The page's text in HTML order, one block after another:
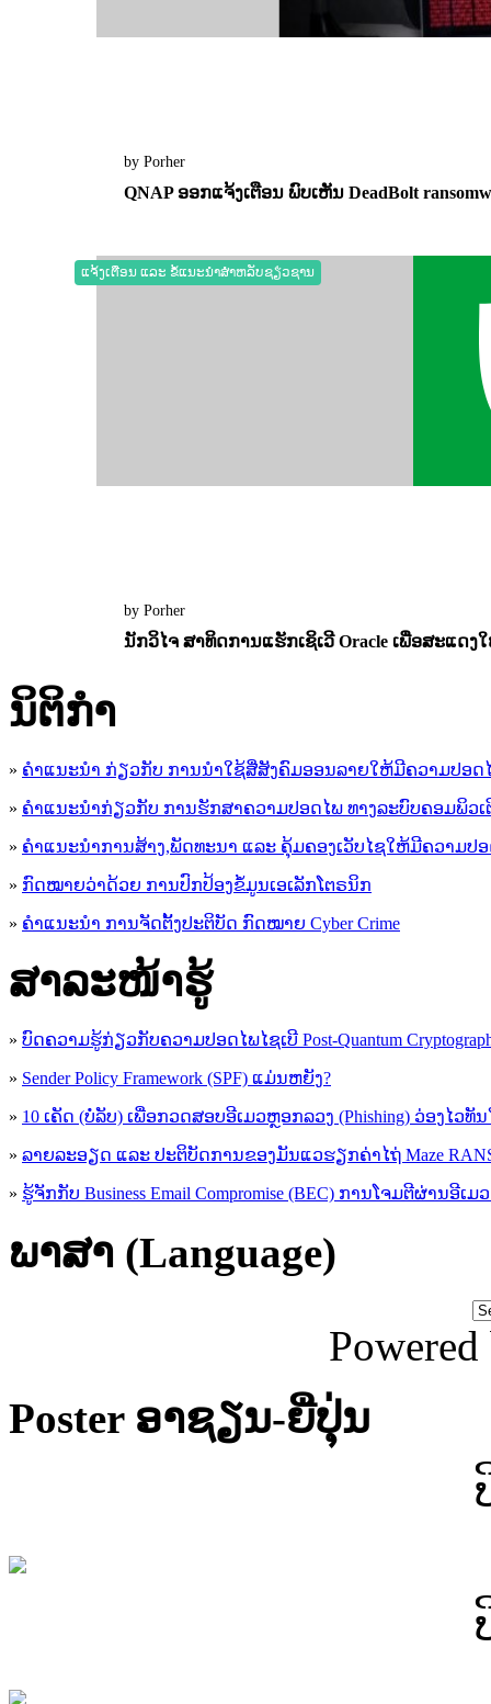
by Porher
QNAP ອອກແຈ້ງເຕືອນ ພົບເຫັນ DeadBolt
ແຈ້ງເຕືອນ ແລະ ຂໍ້ແນະນຳສຳຫລັບຊຽ່ວຊານ
by Porher
ນັກວິໄຈ ສາທິດການແຮັກເຊິເວີ Oracle ເພື່ອສະແດງ
ນິ​ຕິ​ກໍາ
» ຄໍາແນະນໍາ ກ່ຽວກັບ ການນໍາໃຊ້ສື່ສັງຄົມອອນລາຍໃຫ້ມີຄວາມປອດ
» ຄຳແນະນຳກ່ຽວກັບ ການຮັກສາຄວາມປອດໄພ ທາງລະບົບຄອມພິວເ
» ຄຳແນະນຳການສ້າງ,ພັດທະນາ ແລະ ຄຸ້ມຄອງເວັບໄຊໃຫ້ມີຄວາມປ
» ກົດໝາຍວ່າດ້ວຍ ການປົກປ້ອງຂໍ້ມູນເອເລັກໂຕຣນິກ
» ຄຳແນະນຳ ການຈັດຕັ້ງປະຕິບັດ ກົດໝາຍ Cyber Crime
ສາລະໜ້າຮູ້
» ບົດຄວາມຮູ້ກ່ຽວກັບຄວາມປອດໄພໄຊເບີ Post-Quantum
» Sender Policy Framework (SPF) ແມ່ນຫຍັງ?
» 10 ເຄັດ (ບໍ່ລັບ) ເພື່ອກວດສອບອີເມວຫຼອກລວງ (Phishing) ວ່ອງໄວທັ
» ລາຍລະອຽດ ແລະ ປະຕິບັດການຂອງມັນແວຮຽກຄ່າໄຖ່ Maze
» ຮູ້​ຈັກກັບ​ Business Email Compromise (BEC) ການ​ໂຈມ​ຕີ​ຜ່ານ​ອີ​ເ
ພາສາ (Language)
Poster ອາຊຽນ-ຍີ່ປຸ່ນ